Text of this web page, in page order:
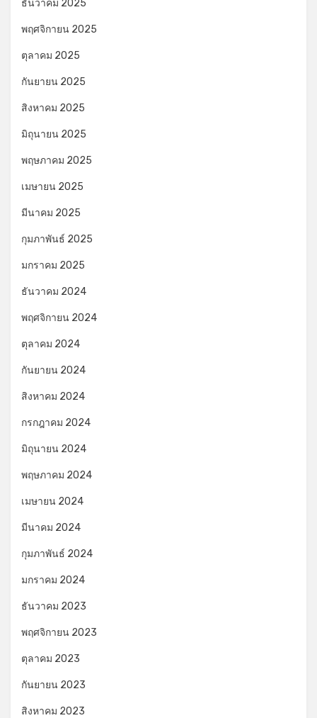
ธันวาคม 2025
พฤศจิกายน 2025
ตุลาคม 2025
กันยายน 2025
สิงหาคม 2025
มิถุนายน 2025
พฤษภาคม 2025
เมษายน 2025
มีนาคม 2025
กุมภาพันธ์ 2025
มกราคม 2025
ธันวาคม 2024
พฤศจิกายน 2024
ตุลาคม 2024
กันยายน 2024
สิงหาคม 2024
กรกฎาคม 2024
มิถุนายน 2024
พฤษภาคม 2024
เมษายน 2024
มีนาคม 2024
กุมภาพันธ์ 2024
มกราคม 2024
ธันวาคม 2023
พฤศจิกายน 2023
ตุลาคม 2023
กันยายน 2023
สิงหาคม 2023